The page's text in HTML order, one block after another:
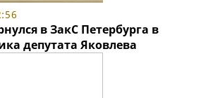
в ЗакС Петербурга в
депутата Яковлева